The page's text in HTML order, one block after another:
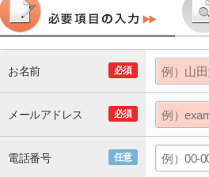
必須
お名前
必須
メールアドレス
任意
電話番号